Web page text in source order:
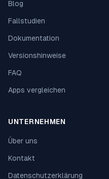
Blog
Fallstudien
Dokumentation
Versionshinweise
FAQ
Apps vergleichen
UNTERNEHMEN
Über uns
Kontakt
Datenschutzerklärung